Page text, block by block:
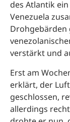
des Atlantik
Venezuela
Drohgebärden
verstärkt und
Erst am
erklärt, der
geschlossen,
allerdings